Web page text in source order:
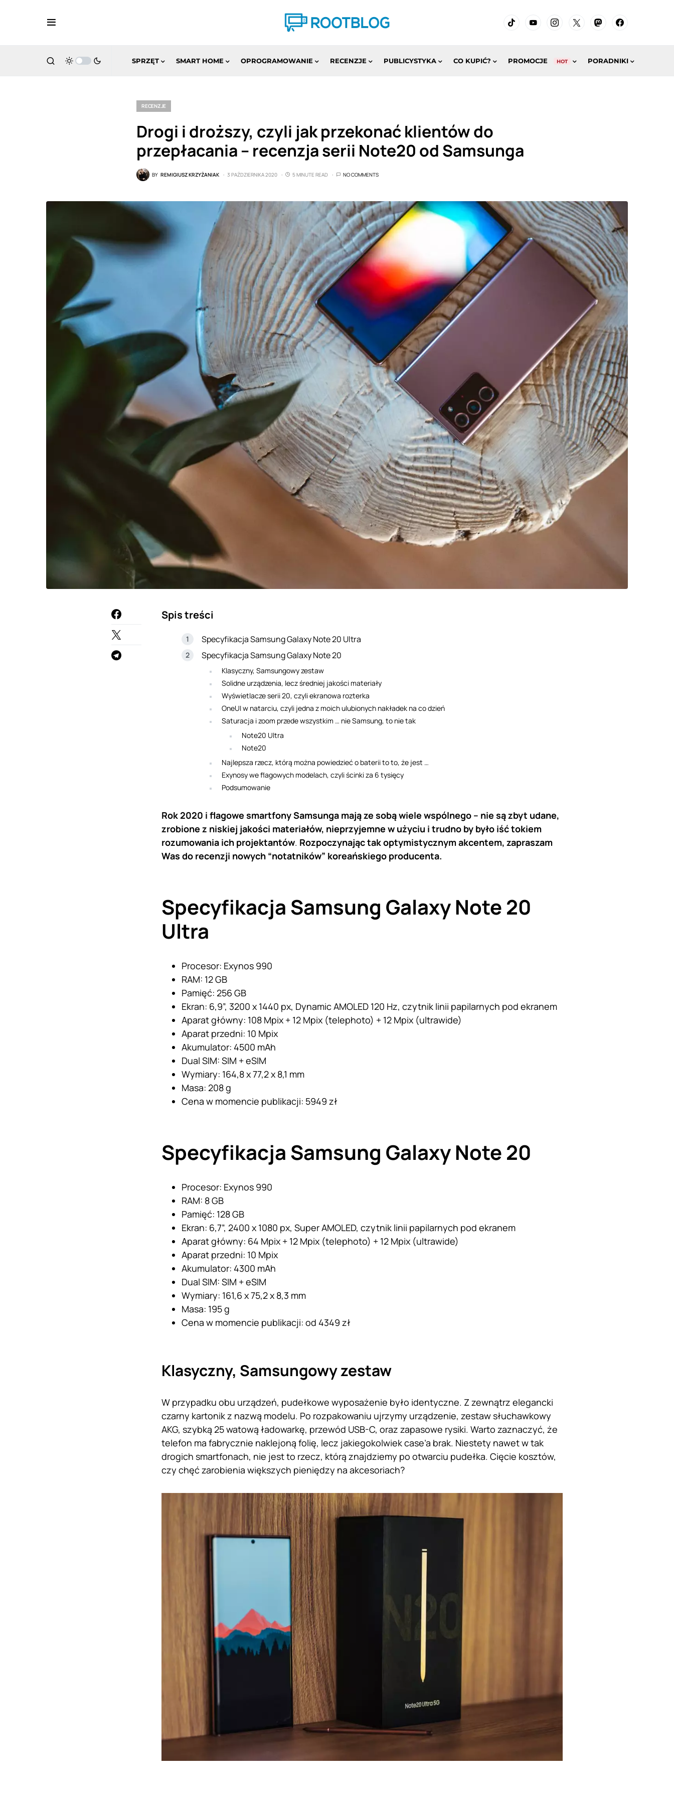
SPRZĘT SMART HOME OPROGRAMOWANIE RECENZJE PUBLICYSTYKA CO KUPIĆ? PROMOCJE HOT PORADNIKI
RECENZJE
Drogi i droższy, czyli jak przekonać klientów do
przepłacania – recenzja serii Note20 od Samsunga
BY REMIGIUSZ KRZYŻANIAK 3 PAŹDZIERNIKA 2020 5 MINUTE READ NO COMMENTS
Spis treści
Specyfikacja Samsung Galaxy Note 20 Ultra
Specyfikacja Samsung Galaxy Note 20
Klasyczny, Samsungowy zestaw
Solidne urządzenia, lecz średniej jakości materiały
Wyświetlacze serii 20, czyli ekranowa rozterka
OneUI w natarciu, czyli jedna z moich ulubionych nakładek na co dzień
Saturacja i zoom przede wszystkim … nie Samsung, to nie tak
Note20 Ultra
Note20
Najlepsza rzecz, którą można powiedzieć o baterii to to, że jest …
Exynosy we flagowych modelach, czyli ścinki za 6 tysięcy
Podsumowanie
Rok 2020 i flagowe smartfonySamsunga mają ze sobą wiele wspólnego – nie są zbyt udane,
zrobione z niskiej jakości materiałów, nieprzyjemne w użyciu i trudno by było iść tokiem
rozumowania ich projektantów. Rozpoczynając tak optymistycznym akcentem, zapraszam
Was do recenzji nowych “notatników” koreańskiego producenta.
Specyfikacja Samsung Galaxy Note 20
Ultra
Procesor: Exynos 990
RAM: 12 GB
Pamięć: 256 GB
Ekran: 6,9”, 3200 x 1440 px, Dynamic AMOLED 120 Hz, czytnik linii papilarnych pod ekranem
Aparat główny: 108 Mpix + 12 Mpix (telephoto) + 12 Mpix (ultrawide)
Aparat przedni: 10 Mpix
Akumulator: 4500 mAh
Dual SIM: SIM + eSIM
Wymiary: 164,8 x 77,2 x 8,1 mm
Masa: 208 g
Cena w momencie publikacji: 5949 zł
Specyfikacja Samsung Galaxy Note 20
Procesor: Exynos 990
RAM: 8 GB
Pamięć: 128 GB
Ekran: 6,7”, 2400 x 1080 px, Super AMOLED, czytnik linii papilarnych pod ekranem
Aparat główny: 64 Mpix + 12 Mpix (telephoto) + 12 Mpix (ultrawide)
Aparat przedni: 10 Mpix
Akumulator: 4300 mAh
Dual SIM: SIM + eSIM
Wymiary: 161,6 x 75,2 x 8,3 mm
Masa: 195 g
Cena w momencie publikacji: od 4349 zł
Klasyczny, Samsungowy zestaw
W przypadku obu urządzeń, pudełkowe wyposażenie było identyczne. Z zewnątrz elegancki
czarny kartonik z nazwą modelu. Po rozpakowaniu ujrzymy urządzenie, zestaw słuchawkowy
AKG, szybką 25 watową ładowarkę, przewód USB-C, oraz zapasowe rysiki. Warto zaznaczyć, że
telefon ma fabrycznie naklejoną folię, lecz jakiegokolwiek case’a brak. Niestety nawet w tak
drogich smartfonach, nie jest to rzecz, którą znajdziemy po otwarciu pudełka. Cięcie kosztów,
czy chęć zarobienia większych pieniędzy na akcesoriach?